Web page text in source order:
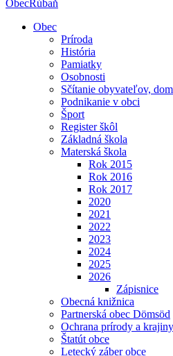
ObecRúbaň
Obec
Príroda
História
Pamiatky
Osobnosti
Sčítanie obyvateľov,
Podnikanie v obci
Šport
Register škôl
Základná škola
Materská škola
Rok 2015
Rok 2016
Rok 2017
2020
2021
2022
2023
2024
2025
2026
Zápisnice
Obecná knižnica
Partnerská obec Dömsöd
Ochrana prírody a krajiny
Štatút obce
Letecký záber obce